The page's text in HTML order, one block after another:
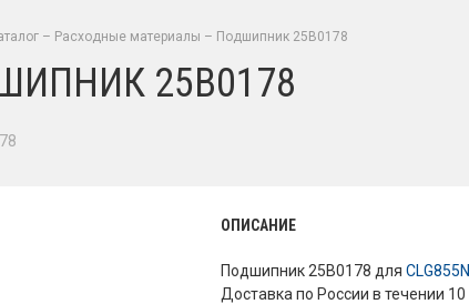
– Расходные материалы – Подшипник 25B0178
25B0178
ОПИСАНИЕ
Подшипник 25B0178 дляCLG855N
Доставка по России в течении 10